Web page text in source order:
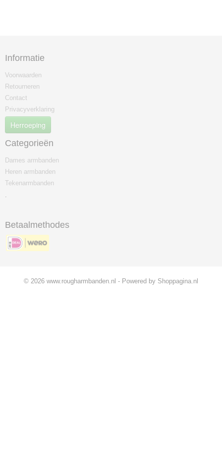
Informatie
Voorwaarden
Retourneren
Contact
Privacyverklaring
Herroeping
Categorieën
Dames armbanden
Heren armbanden
Tekenarmbanden
.
Betaalmethodes
© 2026 www.rougharmbanden.nl - Powered by Shoppagina.nl